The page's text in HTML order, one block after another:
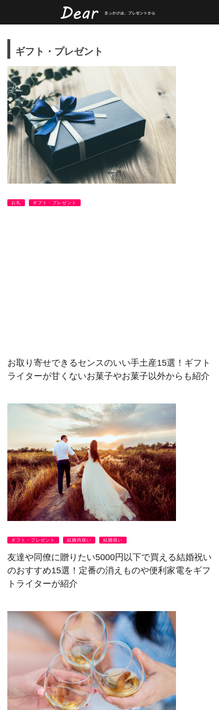
ギフト・プレゼント
お礼 ギフト・プレゼント
お取り寄せできるセンスのいい手土産15選！ギフト
ライターが甘くないお菓子やお菓子以外からも紹介
ギフト・プレゼント 結婚内祝い 結婚祝い
友達や同僚に贈りたい5000円以下で買える結婚祝い
のおすすめ15選！定番の消えものや便利家電をギフ
トライターが紹介